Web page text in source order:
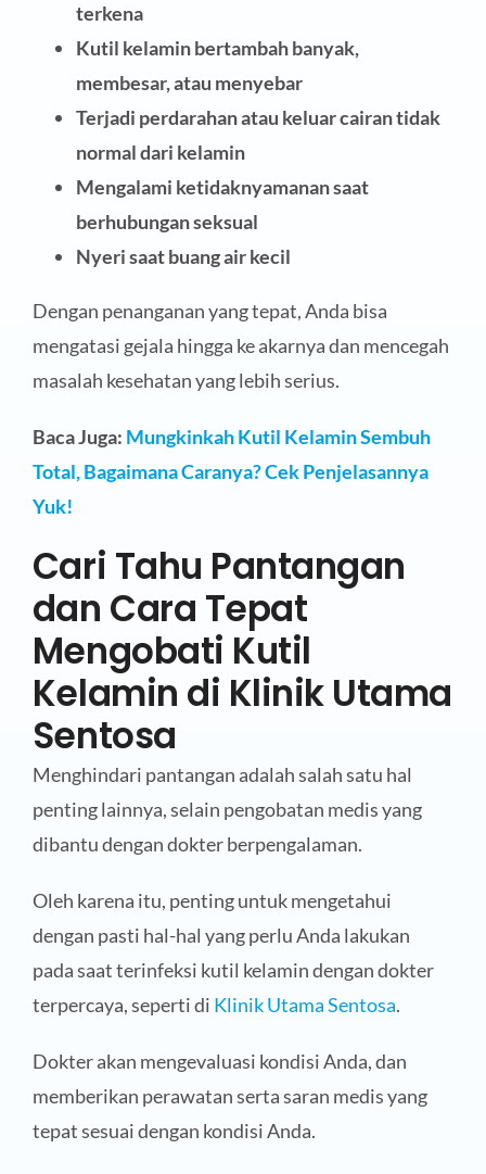
terkena
Kutil kelamin bertambah banyak,
membesar, atau menyebar
Terjadi perdarahan atau keluar cairan tidak
normal dari kelamin
Mengalami ketidaknyamanan saat
berhubungan seksual
Nyeri saat buang air kecil
Dengan penanganan yang tepat, Anda bisa
mengatasi gejala hingga ke akarnya dan mencegah
masalah kesehatan yang lebih serius.
Baca Juga: Mungkinkah Kutil Kelamin Sembuh
Total, Bagaimana Caranya? Cek Penjelasannya
Yuk!
Cari Tahu Pantangan
dan Cara Tepat
Mengobati Kutil
Kelamin di Klinik Utama
Sentosa
Menghindari pantangan adalah salah satu hal
penting lainnya, selain pengobatan medis yang
dibantu dengan dokter berpengalaman.
Oleh karena itu, penting untuk mengetahui
dengan pasti hal-hal yang perlu Anda lakukan
pada saat terinfeksi kutil kelamin dengan dokter
terpercaya, seperti di Klinik Utama Sentosa.
Dokter akan mengevaluasi kondisi Anda, dan
memberikan perawatan serta saran medis yang
tepat sesuai dengan kondisi Anda.